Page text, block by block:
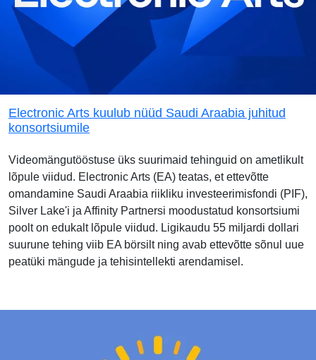
Electronic Arts kuulub nüüd Saudi Araabia juhitud
konsortsiumile
Videomängutööstuse üks suurimaid tehinguid on ametlikult
lõpule viidud. Electronic Arts (EA) teatas, et ettevõtte
omandamine Saudi Araabia riikliku investeerimisfondi (PIF),
Silver Lake'i ja Affinity Partnersi moodustatud konsortsiumi
poolt on edukalt lõpule viidud. Ligikaudu 55 miljardi dollari
suurune tehing viib EA börsilt ning avab ettevõtte sõnul uue
peatüki mängude ja tehisintellekti arendamisel.